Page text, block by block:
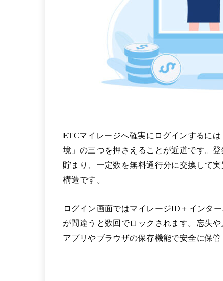
ETCマイレージへ確実にログインするに
境」の三つを押さえることが近道です。
貯まり、一定数を無料通行分に交換して
構造です。
ログイン画面ではマイレージID＋インタ
が間違うと数回でロックされます。忘失
アプリやブラウザの保存機能で安全に保管